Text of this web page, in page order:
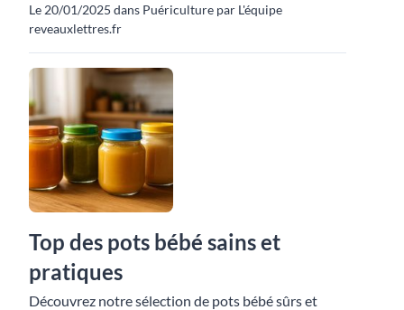
Le 20/01/2025 dans Puériculture par L'équipe
reveauxlettres.fr
Top des pots bébé sains et
pratiques
Découvrez notre sélection de pots bébé sûrs et